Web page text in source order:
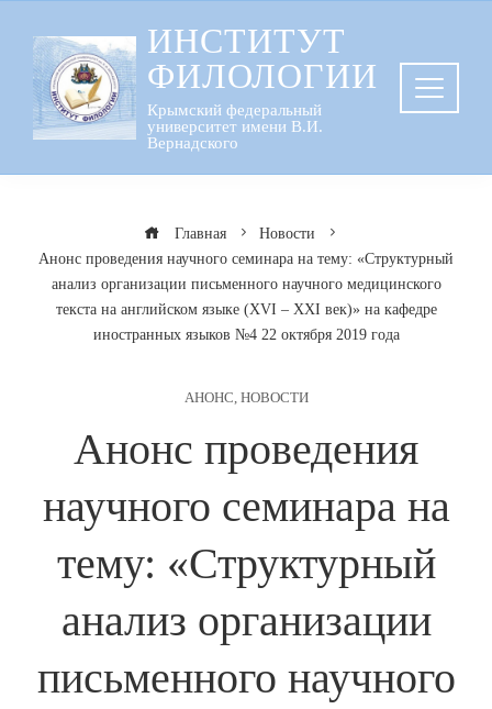
содержанию
ИНСТИТУТ
ФИЛОЛОГИИ
Крымский федеральный
университет имени В.И.
Вернадского
Главная
Новости
Анонс проведения научного семинара на тему: «Структурный
анализ организации письменного научного медицинского
текста на английском языке (XVI – XXI век)» на кафедре
иностранных языков №4 22 октября 2019 года
АНОНС, НОВОСТИ
Анонс проведения
научного семинара на
тему: «Структурный
анализ организации
письменного научного